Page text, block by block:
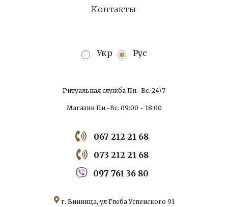
Ритуальная служба Пн.-Вс. 24/7
Магазин Пн.-Вс. 09:00 - 18:00
067 212 21 68
073 212 21 68
097 761 36 80
г. Винница, ул Глеба Успенского 91
Контакты
Укр Рус